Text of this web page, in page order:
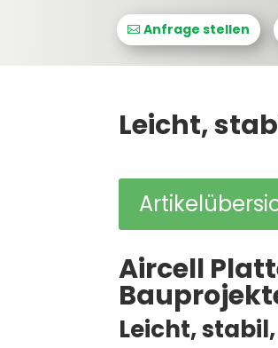
Anfrage stellen
Leicht,
Aircell
Leicht,